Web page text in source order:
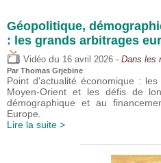
Géopolitique,
: les grands arbitrages
Vidéo du 16 avril 2026 - Dans les
Par Thomas Grjebine
Point d'actualité économique :
Moyen-Orient et les défis de
démographique et au
Europe.
Lire la suite >